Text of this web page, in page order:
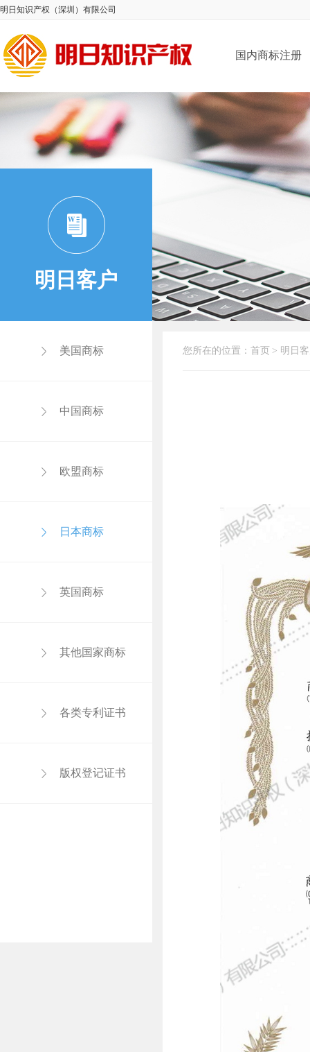
明日知识产权（深圳）有限公司
国内商标注册
明日客户
美国商标
中国商标
欧盟商标
日本商标
英国商标
其他国家商标
各类专利证书
版权登记证书
您所在的位置： 首页 > 明日